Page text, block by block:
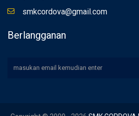
smkcordova@gmail.com
Berlangganan